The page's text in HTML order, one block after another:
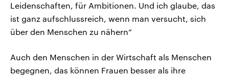
Leidenschaften, für Ambitionen. Und ich glaube, das
ist ganz aufschlussreich, wenn man versucht, sich
über den Menschen zu nähern“
Auch den Menschen in der Wirtschaft als Menschen
begegnen, das können Frauen besser als ihre